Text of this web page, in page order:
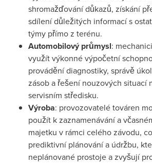
shromažďování důkazů, získání
sdílení důležitých informací s
týmy přímo z terénu.
Automobilový průmysl:
využít výkonné výpočetní
provádění diagnostiky, správě
zásob a řešení nouzových situací
servisním středisku.
Výroba: provozovatelé továren
použít k zaznamenávání a
majetku v rámci celého závodu,
prediktivní plánování a údržbu,
neplánované prostoje a zvyšují